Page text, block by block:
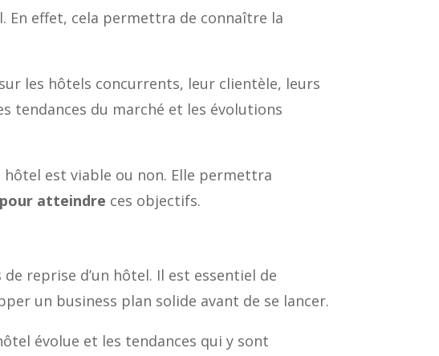
En effet, cela permettra de connaître la
les hôtels concurrents, leur clientèle, leurs
tendances du marché et les évolutions
est viable ou non. Elle permettra
atteindre ces objectifs.
reprise d’un hôtel. Il est essentiel de
un business plan solide avant de se lancer.
évolue et les tendances qui y sont